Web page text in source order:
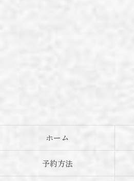
ホーム
予約方法